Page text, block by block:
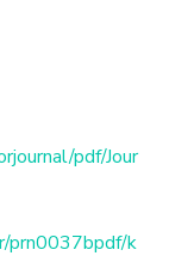
pdf/Jour
prn0037bpdf/k